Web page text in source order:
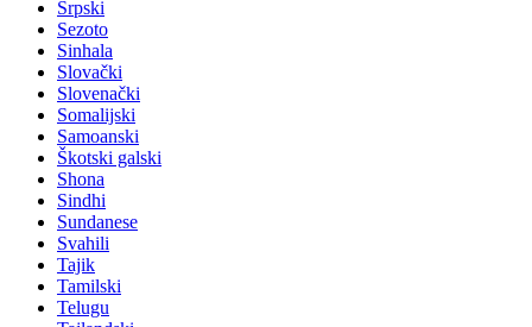
Srpski
Sezoto
Sinhala
Slovački
Slovenački
Somalijski
Samoanski
Škotski galski
Shona
Sindhi
Sundanese
Svahili
Tajik
Tamilski
Telugu